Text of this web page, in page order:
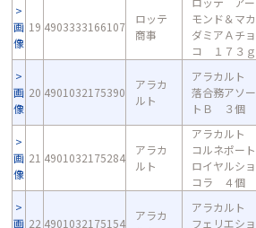
画
像
19 4903333166107
ロッテ
商事
モンド＆マカ
ダミアＡチョ
コ １７３ｇ
画
像
20 4901032175390
アラカ
ルト
アラカルト
落合務アソー
トＢ ３個
画
像
21 4901032175284
アラカ
ルト
アラカルト
コルネポート
ロイヤルショ
コラ ４個
画 22 4901032175154
アラカ
アラカルト
フェリエショ